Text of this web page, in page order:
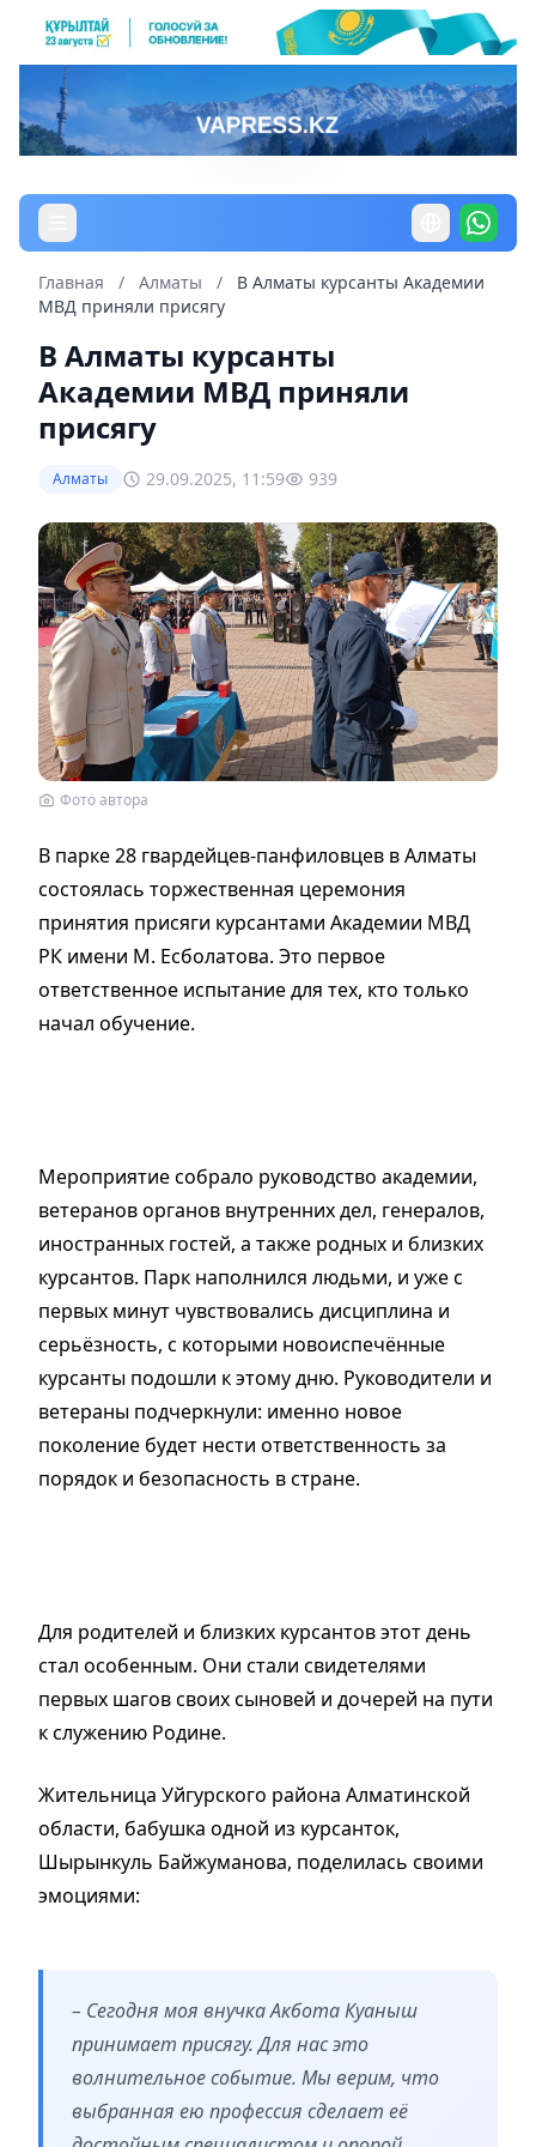
Главная / Алматы /
В Алматы курсанты Академии
МВД приняли присягу
В Алматы курсанты
Академии МВД приняли
присягу
Алматы 29.09.2025, 11:59 939
Фото автора
В парке 28 гвардейцев-панфиловцев в Алматы
состоялась торжественная церемония
принятия присяги курсантами Академии МВД
РК имени М. Есболатова. Это первое
ответственное испытание для тех, кто только
начал обучение.
Мероприятие собрало руководство академии,
ветеранов органов внутренних дел, генералов,
иностранных гостей, а также родных и близких
курсантов. Парк наполнился людьми, и уже с
первых минут чувствовались дисциплина и
серьёзность, с которыми новоиспечённые
курсанты подошли к этому дню. Руководители и
ветераны подчеркнули: именно новое
поколение будет нести ответственность за
порядок и безопасность в стране.
Для родителей и близких курсантов этот день
стал особенным. Они стали свидетелями
первых шагов своих сыновей и дочерей на пути
к служению Родине.
Жительница Уйгурского района Алматинской
области, бабушка одной из курсанток,
Шырынкуль Байжуманова, поделилась своими
эмоциями:
– Сегодня моя внучка Акбота Куаныш
принимает присягу. Для нас это
волнительное событие. Мы верим, что
выбранная ею профессия сделает её